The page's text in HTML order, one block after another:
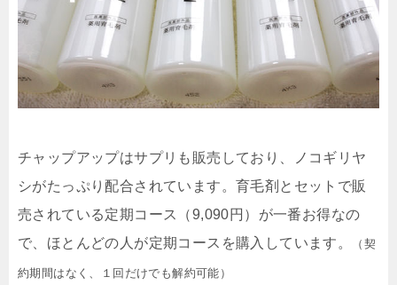
チャップアップはサプリも販売しており、ノコギリヤ
シがたっぷり配合されています。育毛剤とセットで販
売されている定期コース（9,090円）が一番お得なの
で、ほとんどの人が定期コースを購入しています。
（契
約期間はなく、１回だけでも解約可能）